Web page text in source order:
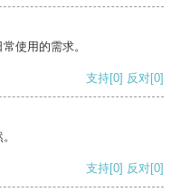
使用的需求。
支持[0] 反对[0]
支持[0] 反对[0]